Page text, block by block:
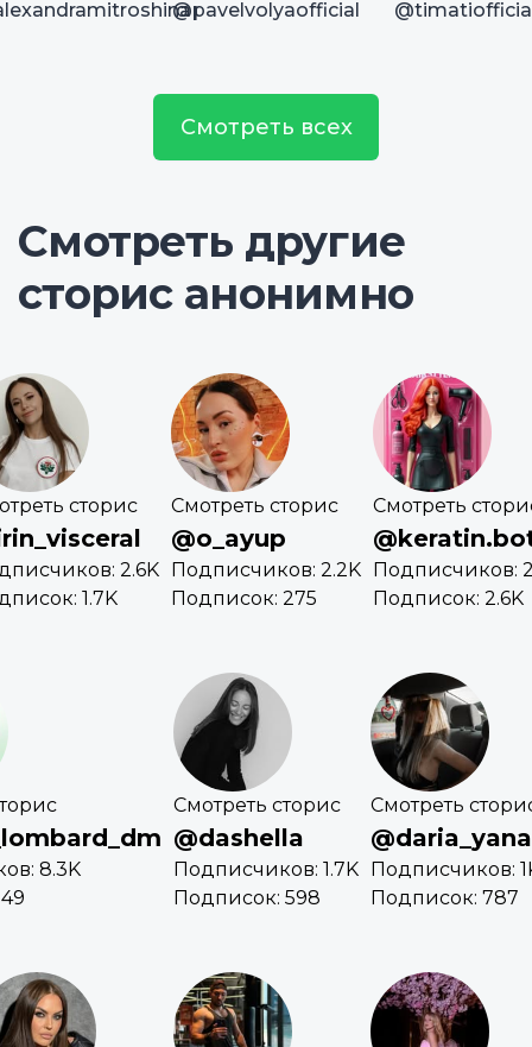
@pavelvolyaofficial
Смотреть всех
Смотреть другие
сторис анонимно
сторис
2.6K
1.7K
Смотреть сторис
@o_ayup
Подписчиков: 2.2K
Подписок: 275
Смотреть
Подписчиков:
Подписок: 2.6K
8.3K
Смотреть сторис
@dashella
Подписчиков: 1.7K
Подписок: 598
Смотреть
Подписчиков:
Подписок: 787